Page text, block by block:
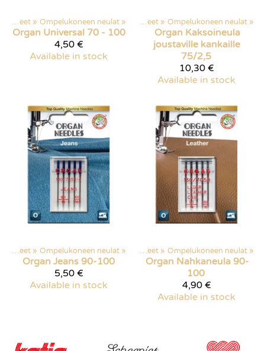
Ompelutarvikkeet ‪» Ompelukoneen neulat ‪»
Organ Universal 70 - 100
4,50 €
Available in stock
Products‪» Ompelutarvikkeet ‪» Ompelukoneen neulat ‪»
Organ Kaksoineula
joustaville kankaille
75/2,5
10,30 €
Available in stock
Ompelutarvikkeet ‪» Ompelukoneen neulat ‪»
Organ Jeans 90-100
5,50 €
Available in stock
Products‪» Ompelutarvikkeet ‪» Ompelukoneen neulat ‪»
Organ Nahkaneula 90-
100
4,90 €
Available in stock